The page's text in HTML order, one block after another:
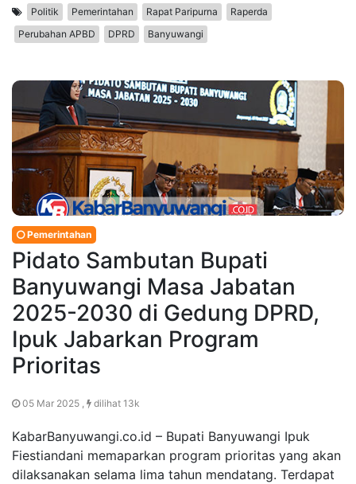
Politik Pemerintahan Rapat Paripurna
Raperda
Perubahan APBD
DPRD Banyuwangi
Pemerintahan
Pidato Sambutan Bupati
Banyuwangi Masa Jabatan
2025-2030 di Gedung DPRD,
Ipuk Jabarkan Program
Prioritas
05 Mar 2025 , dilihat 13k
KabarBanyuwangi.co.id – Bupati Banyuwangi Ipuk
Fiestiandani memaparkan program prioritas yang akan
dilaksanakan selama lima tahun mendatang. Terdapat